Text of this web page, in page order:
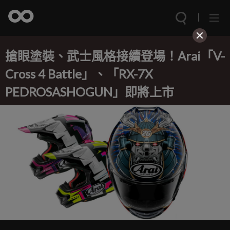
搶眼塗裝、武士風格接續登場！Arai「V-
Cross 4 Battle」、「RX-7X
PEDROSASHOGUN」即將上市